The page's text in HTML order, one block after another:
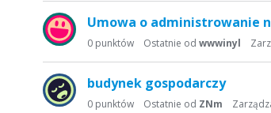
Umowa o administrowanie
0 punktów Ostatnie od wwwinyl
budynek gospodarczy
0 punktów Ostatnie od ZNm